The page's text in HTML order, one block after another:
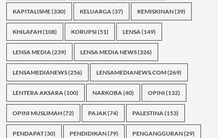
KAPITALISME(330) KELUARGA(37) KEMISKINAN(39)
KHILAFAH(108) KORUPSI (51) LENSA(149)
LENSA MEDIA(239) LENSA MEDIA NEWS(326)
LENSAMEDIANEWS(256) LENSAMEDIANEWS.COM(269)
LENTERA AKSARA(100) NARKOBA(40) OPINI (132)
OPINI MUSLIMAH(72) PAJAK(74) PALESTINA(153)
PENDAPAT(30) PENDIDIKAN(79) PENGANGGURAN(29)